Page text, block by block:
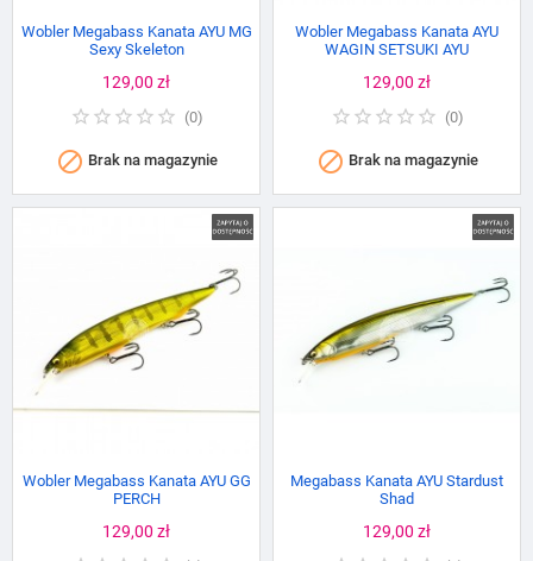
Wobler Megabass Kanata AYU MG
Sexy Skeleton
Cena
129,00 zł
(0)
 Brak na magazynie
Wobler Megabass Kanata AYU
WAGIN SETSUKI AYU
Cena
129,00 zł
(0)
 Brak na magazynie
Wobler Megabass Kanata AYU GG
PERCH
Cena
129,00 zł
Megabass Kanata AYU Stardust
Shad
Cena
129,00 zł